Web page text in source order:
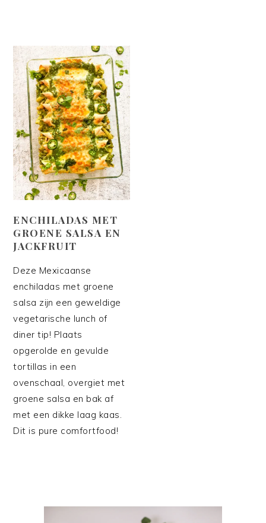
ENCHILADAS MET
GROENE SALSA EN
JACKFRUIT
Deze Mexicaanse
enchiladas met groene
salsa zijn een geweldige
vegetarische lunch of
diner tip! Plaats
opgerolde en gevulde
tortillas in een
ovenschaal, overgiet met
groene salsa en bak af
met een dikke laag kaas.
Dit is pure comfortfood!